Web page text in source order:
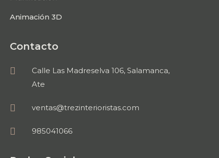
Animación 3D
Contacto
Calle Las Madreselva 106, Salamanca,
Ate
ventas@trezinterioristas.com
985041066